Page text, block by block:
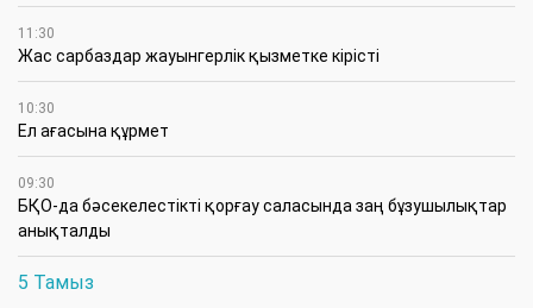
11:30
Жас сарбаздар жауынгерлік қызметке кірісті
10:30
Ел ағасына құрмет
09:30
БҚО-да бәсекелестікті қорғау саласында заң бұзушылықтар
анықталды
5 Тамыз